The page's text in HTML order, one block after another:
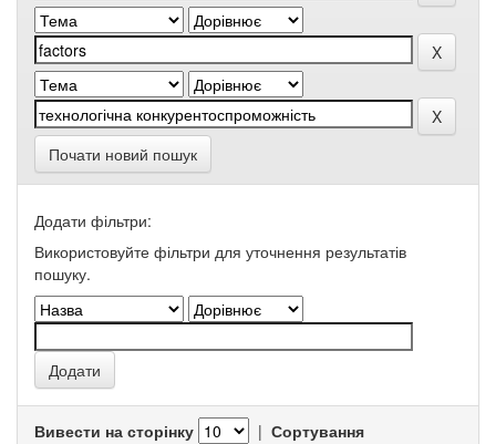
Почати новий пошук
Додати фільтри:
Використовуйте фільтри для уточнення результатів
пошуку.
Вивести на сторінку | Сортування